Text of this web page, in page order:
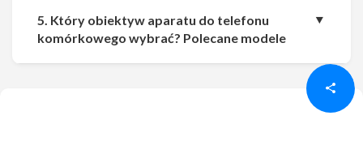
Udostępnij Udostępnij
5. Który obiektyw aparatu do telefonu
komórkowego wybrać? Polecane modele